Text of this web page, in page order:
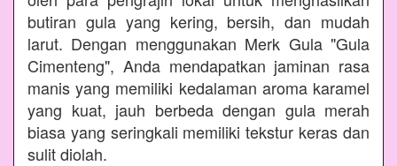
butiran gula yang kering, bersih, dan mudah
larut. Dengan menggunakan Merk Gula "Gula
Cimenteng", Anda mendapatkan jaminan rasa
manis yang memiliki kedalaman aroma karamel
yang kuat, jauh berbeda dengan gula merah
biasa yang seringkali memiliki tekstur keras dan
sulit diolah.